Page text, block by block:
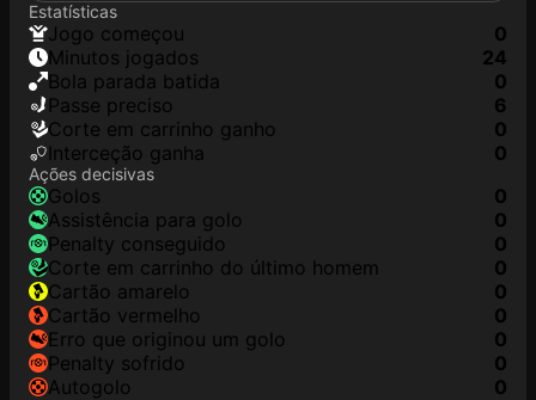
Estatísticas
jogo começou
0
minutos jogados
24
Bola parada batida
0
passe preciso
6
corte em carrinho ganho
0
interceção ganha
0
Ações decisivas
golos
0
assistência para golo
0
penalty conseguido
0
corte em carrinho do último homem
0
cartão amarelo
0
cartão vermelho
0
erro que originou um golo
0
penalty sofrido
0
autogolo
0